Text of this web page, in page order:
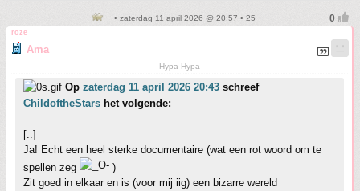
• zaterdag 11 april 2026 @ 20:57 • 25
roze
Ama
Hypa Hypa
Op zaterdag 11 april 2026 20:43 schreef
ChildoftheStars het volgende:
[..]
Ja! Echt een heel sterke documentaire (wat een rot woord om te
spellen zeg
)
Zit goed in elkaar en is (voor mij iig) een bizarre wereld